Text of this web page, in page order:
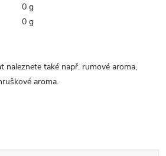
0 g
0 g
naleznete také např. rumové aroma,
aroma.